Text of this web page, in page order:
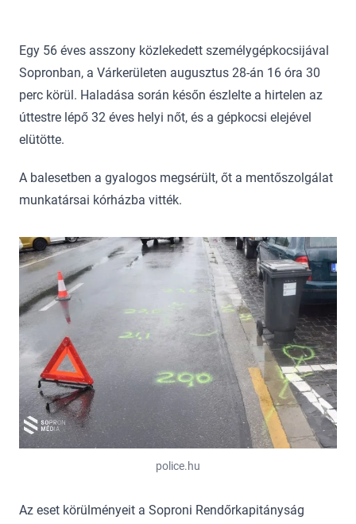
Egy 56 éves asszony közlekedett személygépkocsijával
Sopronban, a Várkerületen augusztus 28-án 16 óra 30
perc körül. Haladása során későn észlelte a hirtelen az
úttestre lépő 32 éves helyi nőt, és a gépkocsi elejével
elütötte.
A balesetben a gyalogos megsérült, őt a mentőszolgálat
munkatársai kórházba vitték.
police.hu
Az eset körülményeit a Soproni Rendőrkapitányság